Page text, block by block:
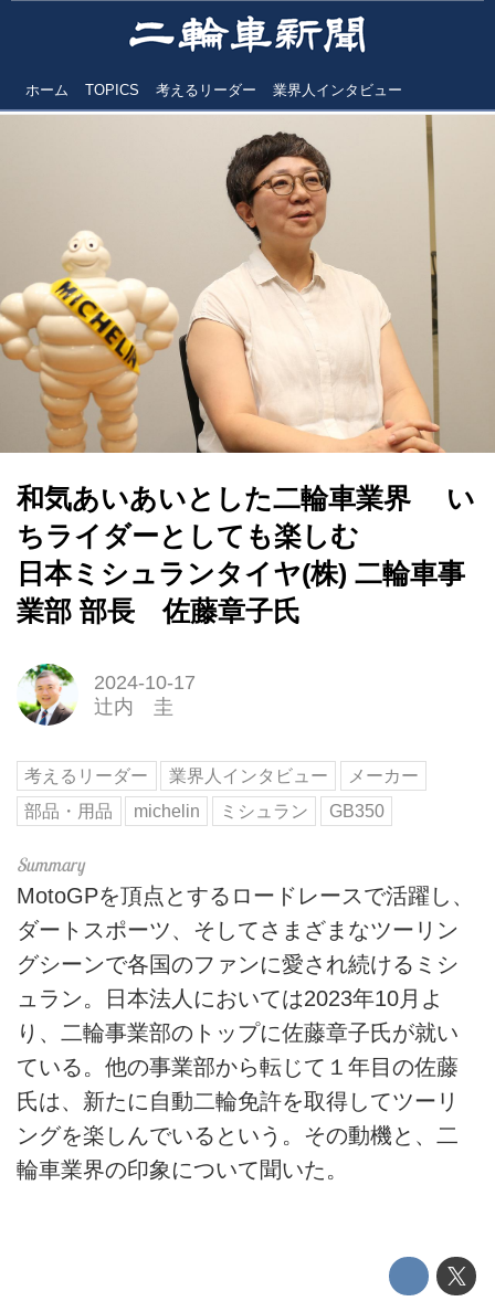
ホーム TOPICS 考えるリーダー 業界人インタビュー
和気あいあいとした二輪車業界 い
ちライダーとしても楽しむ
日本ミシュランタイヤ(株) 二輪車事
業部 部長 佐藤章子氏
2024-10-17
辻内 圭
考えるリーダー 業界人インタビュー
メーカー
部品・用品
michelin ミシュラン GB350
MotoGPを頂点とするロードレースで活躍し、
ダートスポーツ、そしてさまざまなツーリン
グシーンで各国のファンに愛され続けるミシ
ュラン。日本法人においては2023年10月よ
り、二輪事業部のトップに佐藤章子氏が就い
ている。他の事業部から転じて１年目の佐藤
氏は、新たに自動二輪免許を取得してツーリ
ングを楽しんでいるという。その動機と、二
輪車業界の印象について聞いた。